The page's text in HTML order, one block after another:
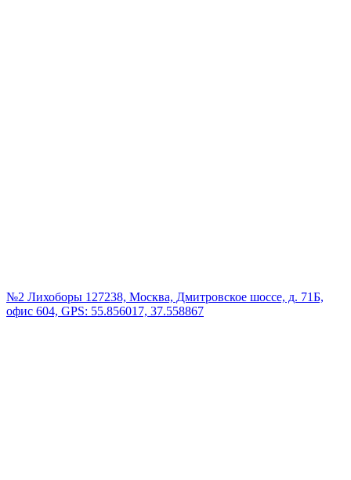
№2 Лихоборы 127238, Москва, Дмитровское шоссе, д. 71Б,
офис 604, GPS: 55.856017, 37.558867